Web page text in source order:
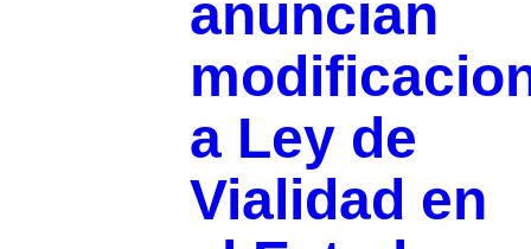
anuncian
a Ley de
Vialidad en